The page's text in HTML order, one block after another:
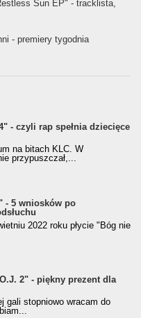
Sun EP" - tracklista,
- premiery tygodnia
- czyli rap spełnia dziecięce
na bitach KLC. W
przypuszczał,...
- 5 wniosków po
2022 roku płycie "Bóg nie
2" - piękny prezent dla
gali stopniowo wracam do